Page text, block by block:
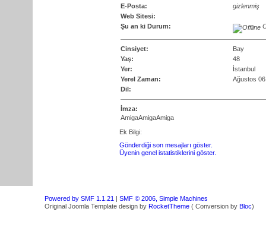
E-Posta:
gizlenmiş
Web Sitesi:
Şu an ki Durum:
Cinsiyet:
Bay
Yaş:
48
Yer:
İstanbul
Yerel Zaman:
Ağustos
Dil:
İmza:
AmigaAmigaAmiga
Ek Bilgi:
Gönderdiği son mesajları göster.
Üyenin genel istatistiklerini göster.
Powered by SMF 1.1.21 | SMF © 2006, Simple Machines
Original Joomla Template design by RocketTheme ( Conversion by Bloc)